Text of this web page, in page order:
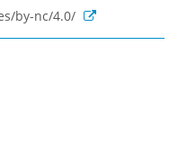
by-nc/4.0/